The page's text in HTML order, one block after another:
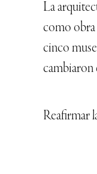
La
como obra
cinco
cambiaron
Reafirmar